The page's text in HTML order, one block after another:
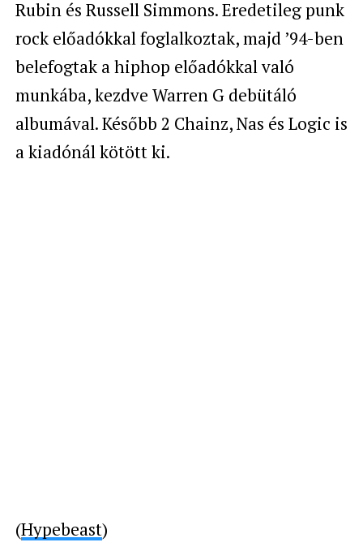
Rubinés Russell Simmons. Eredetileg punk
rock előadókkal foglalkoztak, majd ’94-ben
belefogtak a hiphop előadókkal való
munkába, kezdve Warren G debütáló
albumával. Később 2 Chainz,Nas és Logic is
a kiadónál kötött ki.
(Hypebeast)